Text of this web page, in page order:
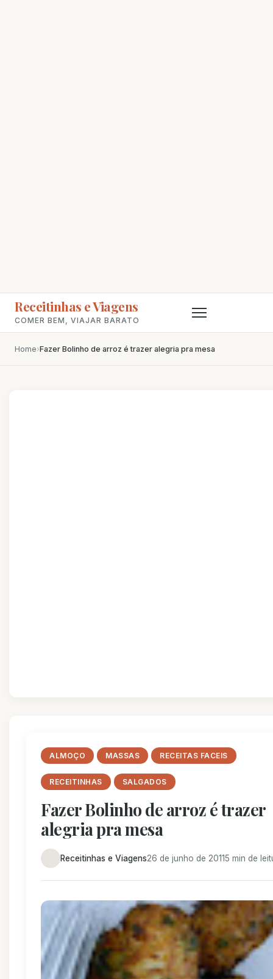
Receitinhas e Viagens
COMER BEM, VIAJAR BARATO
Home›Fazer Bolinho de arroz é trazer alegria pra mesa
ALMOÇO MASSAS RECEITAS FACEIS
RECEITINHAS SALGADOS
Fazer Bolinho de arroz é trazer
alegria pra mesa
Receitinhas e Viagens26 de junho de 20115 min de